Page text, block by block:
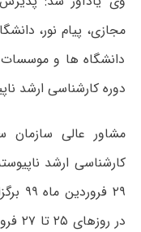
مجازی، پیام نور،
دانشگاه ها و
دوره کارشناسی ارشد ناپیوسته
مشاور عالی
۲۹